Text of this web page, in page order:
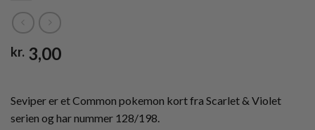
kr. 3,00
Seviper er et Common pokemon kort fra Scarlet & Violet
serien og har nummer 128/198.